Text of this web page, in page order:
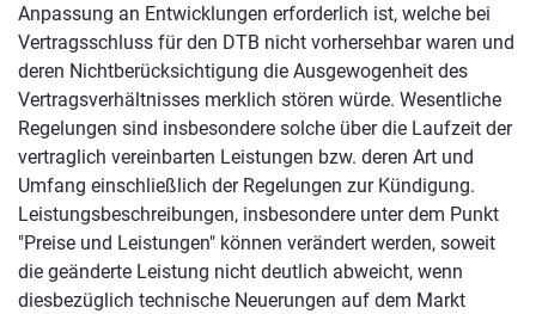
Anpassung an Entwicklungen erforderlich ist, welche bei
Vertragsschluss für den DTB nicht vorhersehbar waren und
deren Nichtberücksichtigung die Ausgewogenheit des
Vertragsverhältnisses merklich stören würde. Wesentliche
Regelungen sind insbesondere solche über die Laufzeit der
vertraglich vereinbarten Leistungen bzw. deren Art und
Umfang einschließlich der Regelungen zur Kündigung.
Leistungsbeschreibungen, insbesondere unter dem Punkt
"Preise und Leistungen" können verändert werden, soweit
die geänderte Leistung nicht deutlich abweicht, wenn
diesbezüglich technische Neuerungen auf dem Markt